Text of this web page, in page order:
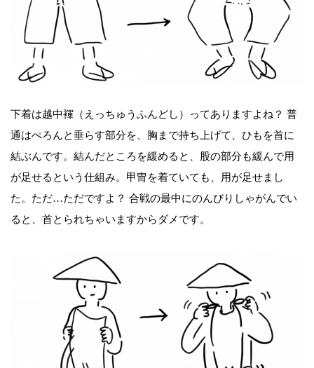
下着は越中褌（えっちゅうふんどし）ってありますよね？ 普
通はぺろんと垂らす部分を、胸まで持ち上げて、ひもを首に
結ぶんです。結んだところを緩めると、股の部分も緩んで用
が足せるという仕組み。甲冑を着ていても、用が足せまし
た。ただ…ただですよ？ 合戦の最中にのんびりしゃがんでい
ると、首とられちゃいますからダメです。